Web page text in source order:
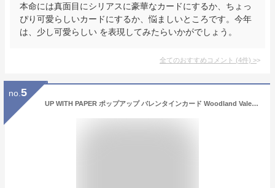
本命には真面目にシリアスに豪華なカードにするか、ちょっ
ぴり可愛らしいカードにするか、悩ましいところです。今年
は、少し可愛らしい を表現してみたらいかがでしょう。
全てのおすすめコメント (4件) >
no. 5
UP WITH PAPER ポップアップ バレンタインカード Woodland Valentine PS1125